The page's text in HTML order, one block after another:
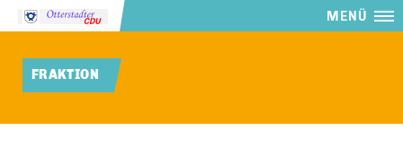
MENÜ
FRAKTION